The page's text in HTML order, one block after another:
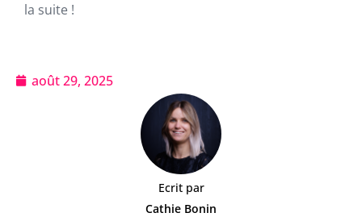
août 29, 2025
Ecrit par
Cathie Bonin
la suite !